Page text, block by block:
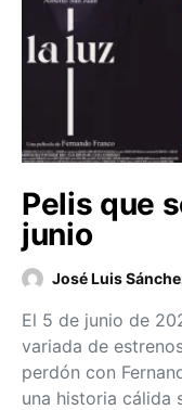
Pelis que
junio
José Luis
El 5 de junio de
variada de
perdón con
una historia cálida